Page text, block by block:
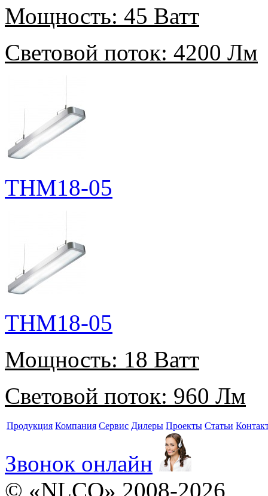
Мощность: 45 Ватт
Световой поток: 4200 Лм
THM18-05
THM18-05
Мощность: 18 Ватт
Световой поток: 960 Лм
Продукция Компания Сервис Дилеры Проекты Статьи
Звонок онлайн
© «NLCO» 2008-2026